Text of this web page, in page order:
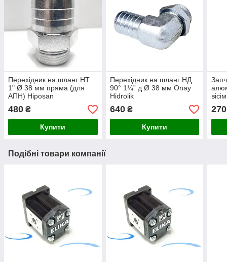
Перехідник на шланг НТ
1" Ø 38 мм пряма (для
АПН) Hiposan
480 ₴
Купити
Перехідник на шланг НД
90° 1¼” д Ø 38 мм Onay
Hidrolik
640₴
Купити
270
Подібні товари компанії